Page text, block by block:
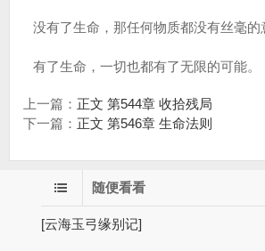
没有了生命，那任何物质都没有丝毫的
有了生命，一切也都有了无限的可能。
上一篇： 正文 第544章 收拾残局
下一篇： 正文 第546章 生命法则
随便看看
[云海玉弓缘别记]